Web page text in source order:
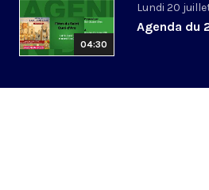
04:30
Lundi 20
Agenda du